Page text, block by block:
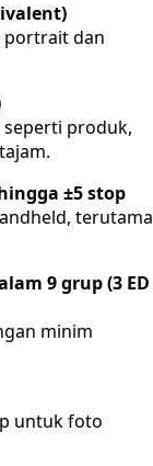
portrait dan
produk,
±5 stop
terutama
9 grup (3 ED
minim
untuk foto